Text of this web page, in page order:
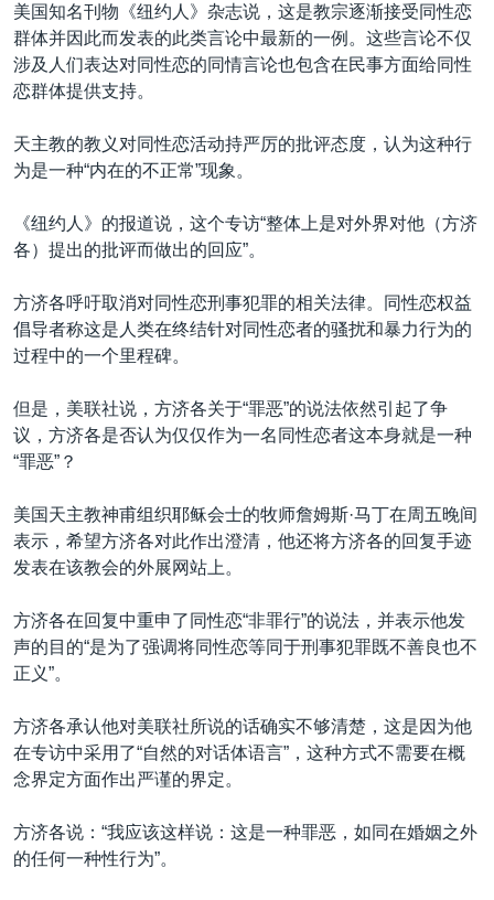
美国知名刊物《纽约人》杂志说，这是教宗逐渐接受同性恋
群体并因此而发表的此类言论中最新的一例。这些言论不仅
涉及人们表达对同性恋的同情言论也包含在民事方面给同性
恋群体提供支持。
天主教的教义对同性恋活动持严厉的批评态度，认为这种行
为是一种“内在的不正常”现象。
《纽约人》的报道说，这个专访“整体上是对外界对他（方济
各）提出的批评而做出的回应”。
方济各呼吁取消对同性恋刑事犯罪的相关法律。同性恋权益
倡导者称这是人类在终结针对同性恋者的骚扰和暴力行为的
过程中的一个里程碑。
但是，美联社说，方济各关于“罪恶”的说法依然引起了争
议，方济各是否认为仅仅作为一名同性恋者这本身就是一种
“罪恶”？
美国天主教神甫组织耶稣会士的牧师詹姆斯·马丁在周五晚间
表示，希望方济各对此作出澄清，他还将方济各的回复手迹
发表在该教会的外展网站上。
方济各在回复中重申了同性恋“非罪行”的说法，并表示他发
声的目的“是为了强调将同性恋等同于刑事犯罪既不善良也不
正义”。
方济各承认他对美联社所说的话确实不够清楚，这是因为他
在专访中采用了“自然的对话体语言”，这种方式不需要在概
念界定方面作出严谨的界定。
方济各说：“我应该这样说：这是一种罪恶，如同在婚姻之外
的任何一种性行为”。